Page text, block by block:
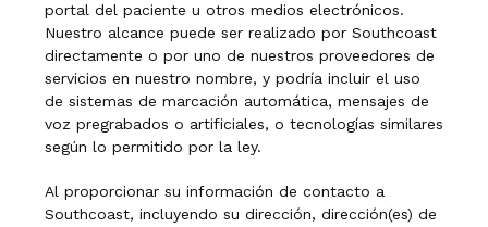
portal del paciente u otros medios electrónicos.
Nuestro alcance puede ser realizado por Southcoast
directamente o por uno de nuestros proveedores de
servicios en nuestro nombre, y podría incluir el uso
de sistemas de marcación automática, mensajes de
voz pregrabados o artificiales, o tecnologías similares
según lo permitido por la ley.
Al proporcionar su información de contacto a
Southcoast, incluyendo su dirección, dirección(es) de